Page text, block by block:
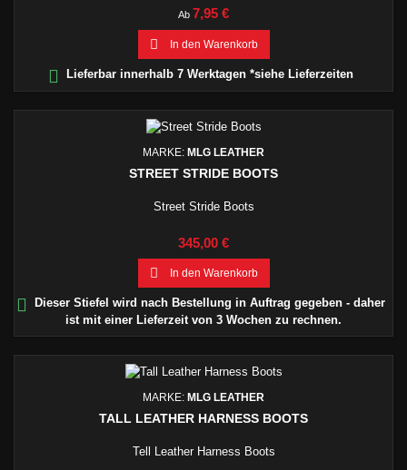
Ab Preis
7,95 €
 In den Warenkorb
 Lieferbar innerhalb 7 Werktagen *siehe Lieferzeiten
MARKE: MLG LEATHER
STREET STRIDE BOOTS
Street Stride Boots
Preis
345,00 €
 In den Warenkorb

Dieser Stiefel wird nach Bestellung in Auftrag gegeben - daher
ist mit einer Lieferzeit von 3 Wochen zu rechnen.
MARKE: MLG LEATHER
TALL LEATHER HARNESS BOOTS
Tell Leather Harness Boots